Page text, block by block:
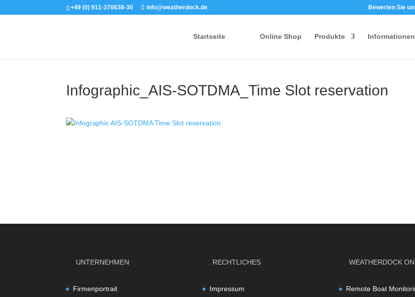
+49 (0) 911-376638-30 info@weatherdock.de Bewerten Sie
Startseite Online Shop Produkte Informationen
Infographic_AIS-SOTDMA_Time Slot reservation
UNTERNEHMEN
Firmenportrait
RECHTLICHES
Impressum
WEATHERDOCK
Remote Boat